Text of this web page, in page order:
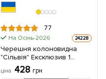
77
На Осінь-2026 24228
Черешня колоновидна
"Сільвія" Ексклюзив 1
саджанець в упаковці
ціна 428 грн